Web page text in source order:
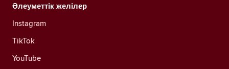
Әлеуметтік желілер
Instagram
TikTok
YouTube